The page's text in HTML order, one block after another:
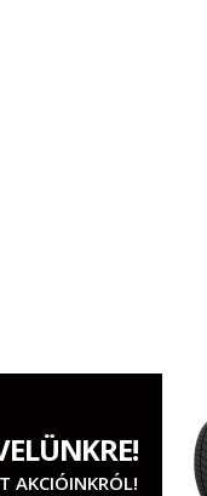
AKCIÓINKRÓL!